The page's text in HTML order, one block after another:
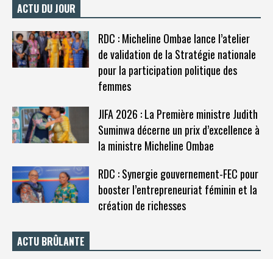
ACTU DU JOUR
RDC : Micheline Ombae lance l’atelier
de validation de la Stratégie nationale
pour la participation politique des
femmes
JIFA 2026 : La Première ministre Judith
Suminwa décerne un prix d’excellence à
la ministre Micheline Ombae
RDC : Synergie gouvernement-FEC pour
booster l’entrepreneuriat féminin et la
création de richesses
ACTU BRÛLANTE